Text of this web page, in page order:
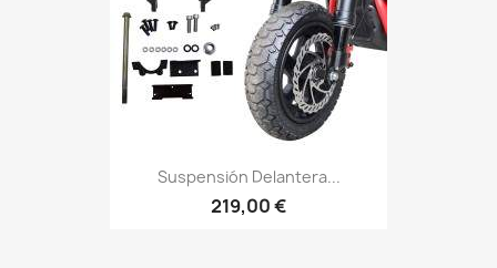
Suspensión Delantera...
219,00 €